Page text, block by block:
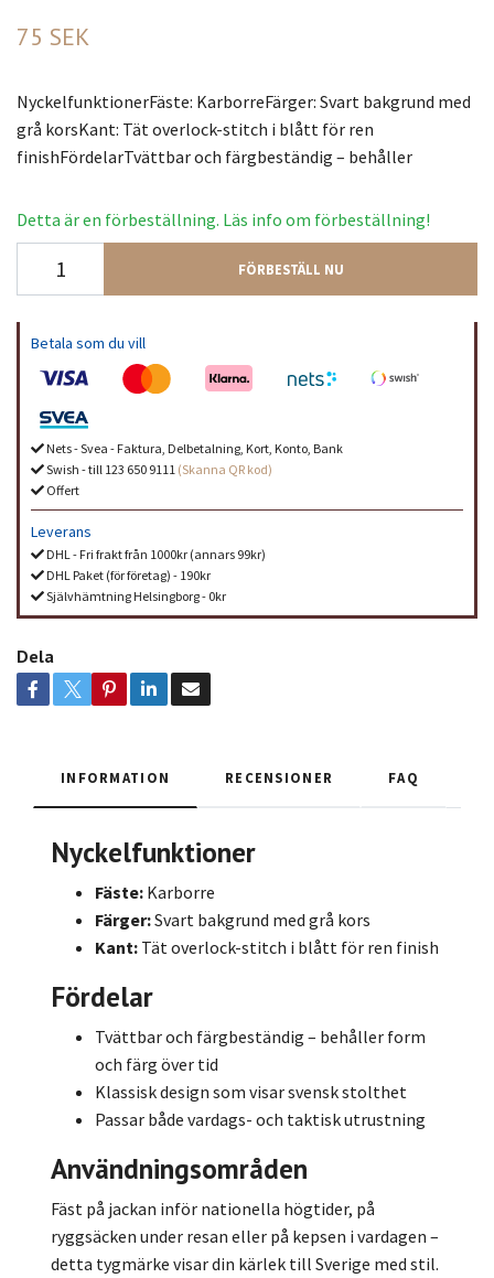
75 SEK
NyckelfunktionerFäste: KarborreFärger: Svart bakgrund med
grå korsKant: Tät overlock-stitch i blått för ren
finishFördelarTvättbar och färgbeständig – behåller
Detta är en förbeställning. Läs info om förbeställning!
FÖRBESTÄLL NU
Betala som du vill
Nets - Svea - Faktura, Delbetalning, Kort, Konto, Bank
Swish - till 123 650 9111 (Skanna QR kod)
Offert
Leverans
DHL - Fri frakt från 1000kr (annars 99kr)
DHL Paket (för företag) - 190kr
Självhämtning Helsingborg - 0kr
Dela
INFORMATION RECENSIONER FAQ
Nyckelfunktioner
Fäste: Karborre
Färger:Svart bakgrund med grå kors
Kant: Tät overlock-stitch i blått för ren finish
Fördelar
Tvättbar och färgbeständig – behåller form
och färg över tid
Klassisk design som visar svensk stolthet
Passar både vardags- och taktisk utrustning
Användningsområden
Fäst på jackan inför nationella högtider, på
ryggsäcken under resan eller på kepsen i vardagen –
detta tygmärke visar din kärlek till Sverige med stil.